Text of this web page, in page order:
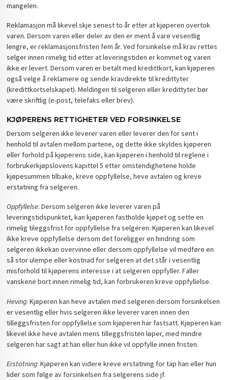
mangelen.
Reklamasjon må likevel skje senest to år etter at kjøperen overtok
varen. Dersom varen eller deler av den er ment å vare vesentlig
lengre, er reklamasjonsfristen fem år. Ved forsinkelse må krav rettes
selger innen rimelig tid etter at leveringstiden er kommet og varen
ikke er levert. Dersom varen er betalt med kredittkort, kan kjøperen
også velge å reklamere og sende kravdirekte til kredittyter
(kredittkortselskapet). Meldingen til selgeren eller kredittyter bør
være skriftlig (e-post, telefaks eller brev).
KJØPERENS RETTIGHETER VED FORSINKELSE
Dersom selgeren ikke leverer varen eller leverer den for sent i
henhold til avtalen mellom partene, og dette ikke skyldes kjøperen
eller forhold på kjøperens side, kan kjøperen i henhold til reglene i
forbrukerkjøpslovens kapittel 5 etter omstendighetene holde
kjøpesummen tilbake, kreve oppfyllelse, heve avtalen og kreve
erstatning fra selgeren.
Oppfyllelse: Dersom selgeren ikke leverer varen på
leveringstidspunktet, kan kjøperen fastholde kjøpet og sette en
rimelig tileggsfrist for oppfyllelse fra selgeren. Kjøperen kan likevel
ikke kreve oppfyllelse dersom det foreligger en hindring som
selgeren ikkekan overvinne eller dersom oppfyllelse vil medføre en
så stor ulempe eller kostnad for selgeren at det står i vesentlig
misforhold til kjøperens interesse i at selgeren oppfyller. Faller
vanskene bort innen rimelig tid, kan forbrukeren kreve oppfyllelse.
Heving: Kjøperen kan heve avtalen med selgeren dersom forsinkelsen
er vesentlig eller hvis selgeren ikke leverer varen innen den
tilleggsfristen for oppfyllelse som kjøperen har fastsatt. Kjøperen kan
likevel ikke heve avtalen mens tilleggsfristen løper, med mindre
selgeren har sagt at han eller hun ikke vil oppfylle innen fristen.
Erstatning: Kjøperen kan videre kreve erstatning for tap han eller hun
lider som følge av forsinkelsen fra selgerens side jf.